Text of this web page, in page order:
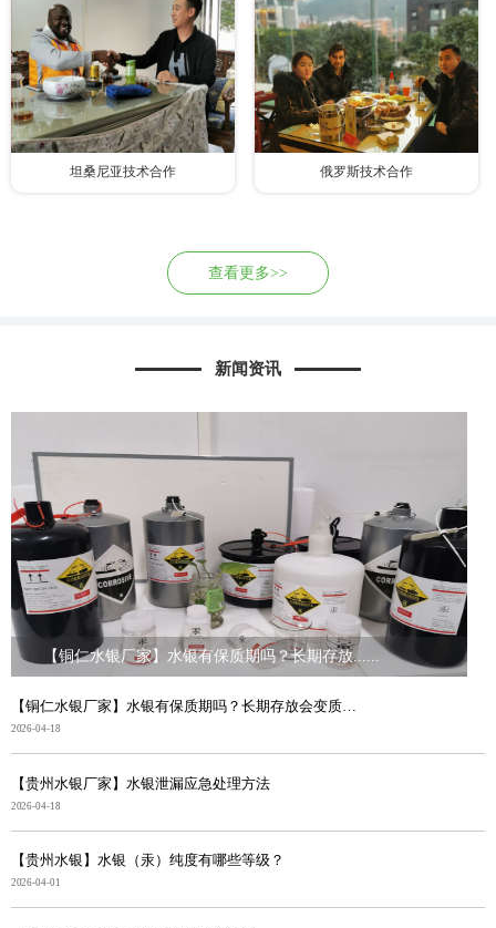
坦桑尼亚技术合作 俄罗斯技术合作
查看更多>>
新闻资讯
【铜仁水银厂家】水银有保质期吗？长期存放......
【铜仁水银厂家】水银有保质期吗？长期存放会变质吗？
2026-04-18
【贵州水银厂家】水银泄漏应急处理方法
2026-04-18
【贵州水银】水银（汞）纯度有哪些等级？
2026-04-01